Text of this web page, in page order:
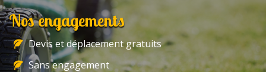
Nos engagements
Devis et déplacement gratuits
Sans engagement